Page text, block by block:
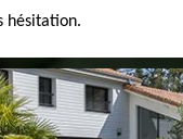
hésitation.